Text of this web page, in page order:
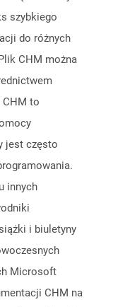
szybkiego
do różnych
CHM można
CHM to
jest często
innych
i biuletyny
Microsoft
CHM na